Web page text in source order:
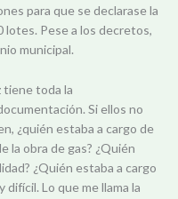
para que se declarase la
lotes. Pese a los decretos,
municipal.
tiene toda la
Si ellos no
¿quién estaba a cargo de
la obra de gas? ¿Quién
¿Quién estaba a cargo
difícil. Lo que me llama la